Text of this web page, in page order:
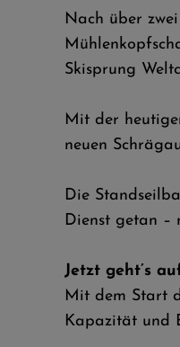
Nach über
Skisprung
Mit der
neuen
Die
Dienst getan –
Jetzt geht’s
Mit dem Start
Kapazität und